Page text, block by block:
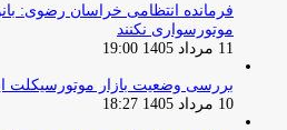
فرمانده انتظامی خراسان رضوی:
موتورسواری نکنند
11 مرداد 1405 19:00
بررسی وضعیت بازار موتورسیکلت
10 مرداد 1405 18:27